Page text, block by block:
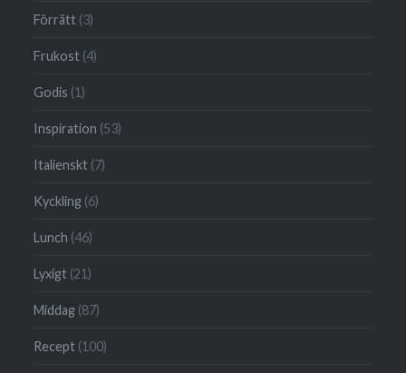
Förrätt (3)
Frukost (4)
Godis (1)
Inspiration (53)
Italienskt (7)
Kyckling (6)
Lunch (46)
Lyxigt (21)
Middag (87)
Recept (100)